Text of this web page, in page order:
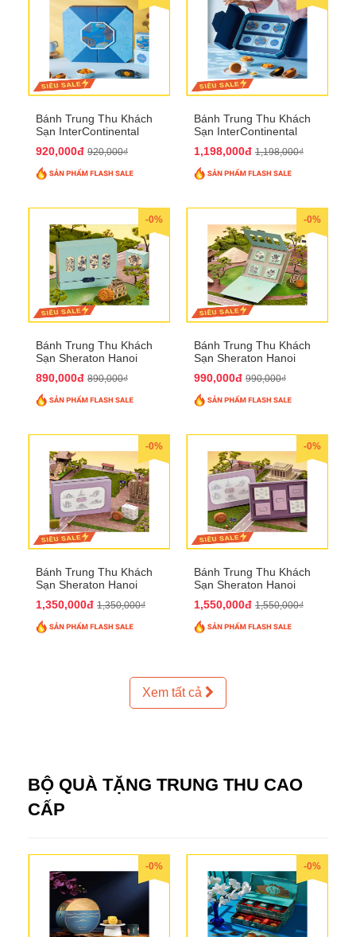
Bánh Trung Thu Khách
Sạn InterContinental
QTTT26
920,000đ 920,000₫
Bánh Trung Thu Khách
Sạn InterContinental
QTTT27
1,198,000đ 1,198,000₫
-0%
Bánh Trung Thu Khách
Sạn Sheraton Hanoi
890,000đ 890,000₫
-0%
Bánh Trung Thu Khách
Sạn Sheraton Hanoi
990,000đ 990,000₫
-0%
Bánh Trung Thu Khách
Sạn Sheraton Hanoi
1,350,000đ 1,350,000₫
-0%
Bánh Trung Thu Khách
Sạn Sheraton Hanoi
1,550,000đ 1,550,000₫
Xem tất cả
BỘ QUÀ TẶNG TRUNG THU CAO
CẤP
-0% -0%